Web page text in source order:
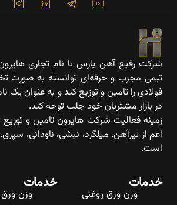
شرکت رفیع آهن پارس با نام تجاری هایرون؛
تیمی مجرب و حرفه‌ای توانسته به صورت
فولادی را تامین و توزیع کند و به عنوان یک
در بازار مشتریان خود جلب توجه کند.
زمینه فعالیت شرکت هایرون تامین و توزیع
اعم از تیرآهن، میلگرد، نبشی، ناودانی،
است.
خدمات
وزن ورق روغنی
خدمات
وزن ورق